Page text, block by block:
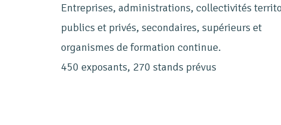
Entreprises, administrations, collectivités
publics et privés, secondaires, supérieurs et
organismes de formation continue.
450 exposants, 270 stands prévus